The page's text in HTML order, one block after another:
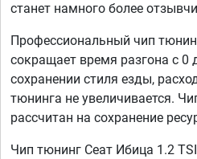
станет намного более
Профессиональный чип
сокращает время разгона с
сохранении стиля езды,
тюнинга не увеличивается.
рассчитан на сохранение
Чип тюнинг Сеат Ибица 1.2